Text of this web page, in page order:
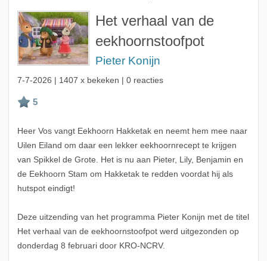
Het verhaal van de
eekhoornstoofpot
Pieter Konijn
7-7-2026 | 1407 x bekeken | 0 reacties
Heer Vos vangt Eekhoorn Hakketak en neemt hem mee naar
Uilen Eiland om daar een lekker eekhoornrecept te krijgen
van Spikkel de Grote. Het is nu aan Pieter, Lily, Benjamin en
de Eekhoorn Stam om Hakketak te redden voordat hij als
hutspot eindigt!
Deze uitzending van het programma Pieter Konijn met de titel
Het verhaal van de eekhoornstoofpot werd uitgezonden op
donderdag 8 februari door KRO-NCRV.